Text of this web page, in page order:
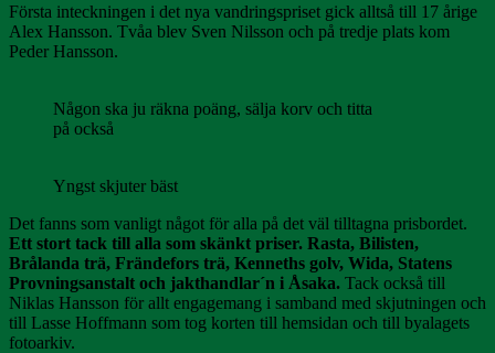
Första inteckningen i det nya vandringspriset gick alltså till 17 årige
Alex Hansson. Tvåa blev Sven Nilsson och på tredje plats kom
Peder Hansson.
Någon ska ju räkna poäng, sälja korv och titta
på också
Yngst skjuter bäst
Det fanns som vanligt något för alla på det väl tilltagna prisbordet.
Ett stort tack till alla som skänkt priser. Rasta, Bilisten,
Brålanda trä, Frändefors trä, Kenneths golv, Wida, Statens
Provningsanstalt och jakthandlar´n i Åsaka. Tack också till
Niklas Hansson för allt engagemang i samband med skjutningen och
till Lasse Hoffmann som tog korten till hemsidan och till byalagets
fotoarkiv.